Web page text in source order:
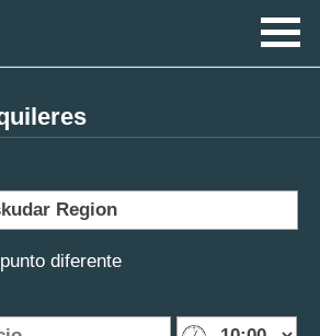
diferente